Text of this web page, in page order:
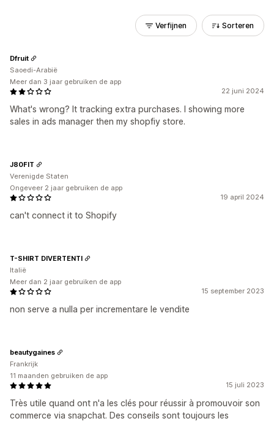
Verfijnen Sorteren
22 juni 2024
What's wrong? It tracking extra purchases. I showing more
sales in ads manager then my shopfiy store.
Dfruit
Saoedi-Arabië
Meer dan 3 jaar gebruiken de app
19 april 2024
can't connect it to Shopify
J80FIT
Verenigde Staten
Ongeveer 2 jaar gebruiken de app
15 september 2023
non serve a nulla per incrementare le vendite
T-SHIRT DIVERTENTI
Italië
Meer dan 2 jaar gebruiken de app
15 juli 2023
Très utile quand ont n'a les clés pour réussir à promouvoir son
commerce via snapchat. Des conseils sont toujours les
beautygaines
Frankrijk
11 maanden gebruiken de app